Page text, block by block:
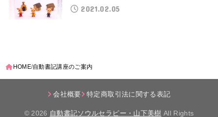
2021.02.05
HOME 自動書記講座のご案内
会社概要 特定商取引法に関する表記
© 2026 自動書記ソウルセラピー・山下美樹 All Rights